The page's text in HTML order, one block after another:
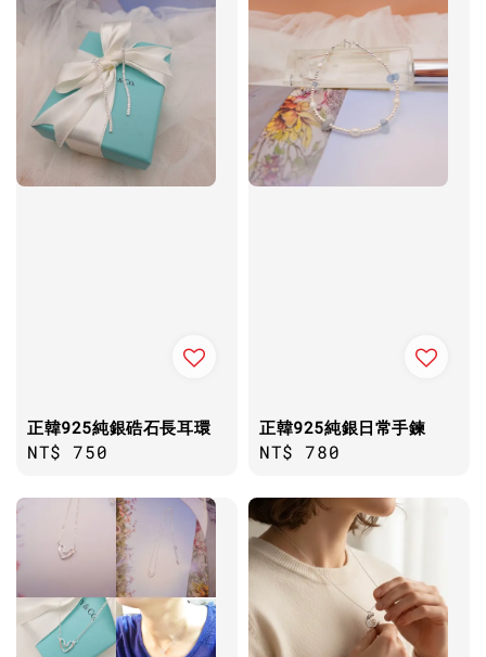
正韓925純銀硞石長耳環
Regular
NT$ 750
正韓925純銀日常手鍊
Regular
NT$ 780